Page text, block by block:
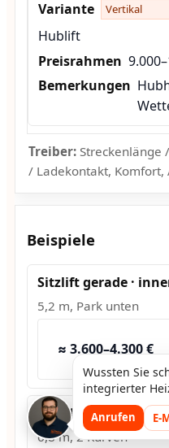
Vertikal
Hublift
Treiber:Streckenlänge
/ Ladekontakt, Komfort,
Beispiele
Sitzlift gerade ·
5,2 m, Park unten
≈ 3.600–4.300 €
Sitzlift Kurve · innen
6,8 m, 2 Kurven
Wussten Sie
integrierter
Anrufen E-